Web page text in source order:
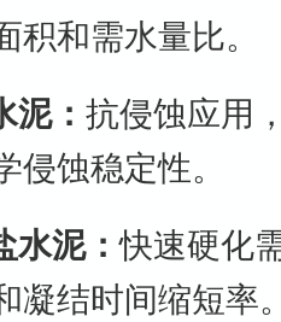
和需水量比。
泥：抗侵蚀应用
蚀稳定性。
水泥：快速硬化
凝结时间缩短率